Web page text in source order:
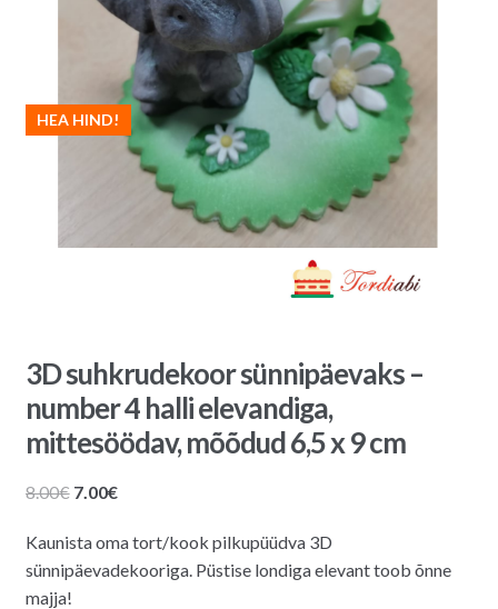
HEA HIND!
3D suhkrudekoor sünnipäevaks –
number 4 halli elevandiga,
mittesöödav, mõõdud 6,5 x 9 cm
8.00€ Algne
oli:
8.00€.
7.00€Praegune
on:
7.00€.
Kaunista oma tort/kook pilkupüüdva 3D
sünnipäevadekooriga. Püstise londiga elevant toob õnne
majja!